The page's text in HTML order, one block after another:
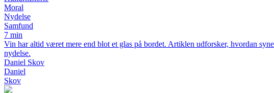
Moral
Nydelse
Samfund
7 min
Vin har altid været mere end blot et glas på bordet. Artiklen udforsker, hvordan
nydelse.
Daniel Skov
Daniel
Skov